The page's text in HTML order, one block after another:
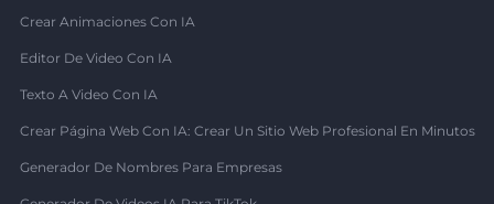
Crear Animaciones Con IA
Editor De Video Con IA
Texto A Video Con IA
Crear Página Web Con IA: Crear Un Sitio Web Profesional En Minutos
Generador De Nombres Para Empresas